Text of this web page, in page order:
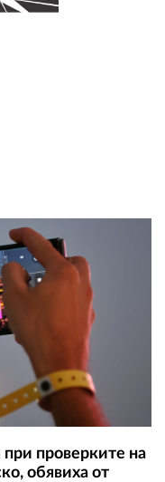
проверките на
обявиха от